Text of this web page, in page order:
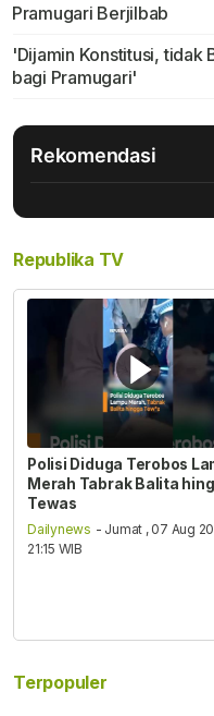
Pramugari Berjilbab
'Dijamin Konstitusi, tidak
bagi Pramugari'
Rekomendasi
Republika TV
Polisi Diduga Terobos
Merah Tabrak Balita
Tewas
Dailynews - Jumat , 07 Aug
21:15 WIB
Terpopuler